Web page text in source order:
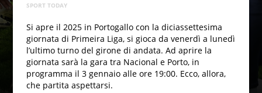
SPORT TODAY
Si apre il 2025 in Portogallo con la diciassettesima
giornata di Primeira Liga, si gioca da venerdì a lunedì
l’ultimo turno del girone di andata. Ad aprire la
giornata sarà la gara tra Nacional e Porto, in
programma il 3 gennaio alle ore 19:00. Ecco, allora,
che partita aspettarsi.